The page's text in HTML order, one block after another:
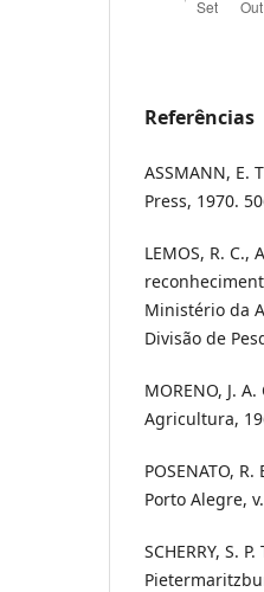
Referências
ASSMANN, E.
Press, 1970.
LEMOS, R. C.,
Ministério da
Divisão de
MORENO, J.
Agricultura,
POSENATO,
Porto Alegre,
SCHERRY, S.